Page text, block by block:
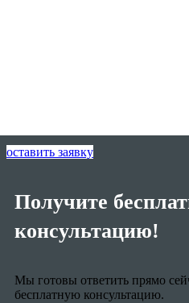
оставить заявку
Получите
консультацию!
Мы готовы ответить прямо
бесплатную консультацию.